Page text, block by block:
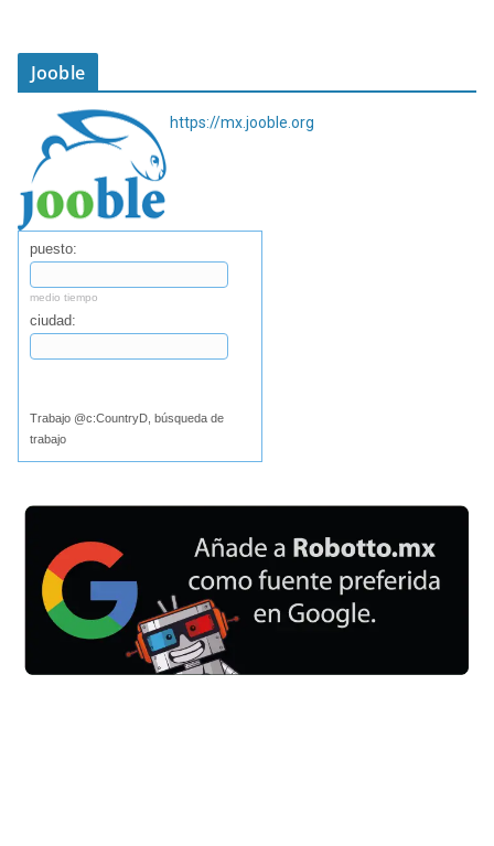
Jooble
https://mx.jooble.org
puesto:
medio tiempo
ciudad:
Trabajo @c:CountryD, búsqueda de
trabajo